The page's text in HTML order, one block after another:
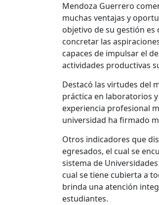
Mendoza Guerrero
muchas ventajas y
objetivo de su gestión es
concretar las
capaces de impulsar el
actividades productivas
Destacó las virtudes del
práctica en laboratorios
experiencia profesional
universidad ha firmado
Otros indicadores que
egresados, el cual se
sistema de
cual se tiene cubierta a
brinda una atención
estudiantes.